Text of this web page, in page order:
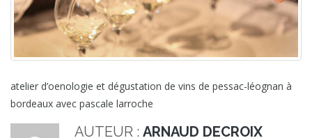
atelier d’oenologie et dégustation de vins de pessac-léognan à
bordeaux avec pascale larroche
AUTEUR : ARNAUD DECROIX